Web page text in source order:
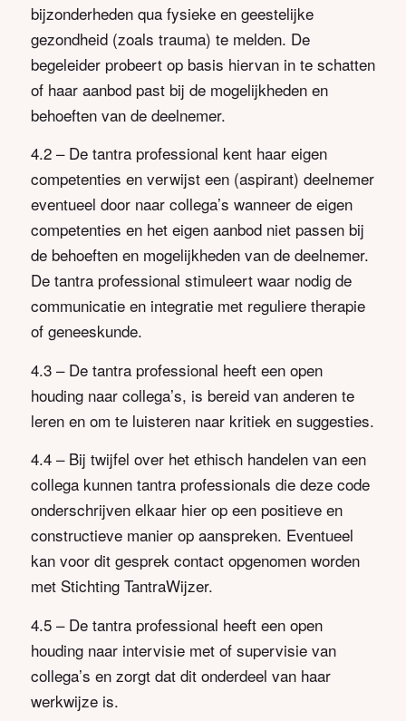
bijzonderheden qua fysieke en geestelijke
gezondheid (zoals trauma) te melden. De
begeleider probeert op basis hiervan in te schatten
of haar aanbod past bij de mogelijkheden en
behoeften van de deelnemer.
4.2 – De tantra professional kent haar eigen
competenties en verwijst een (aspirant) deelnemer
eventueel door naar collega’s wanneer de eigen
competenties en het eigen aanbod niet passen bij
de behoeften en mogelijkheden van de deelnemer.
De tantra professional stimuleert waar nodig de
communicatie en integratie met reguliere therapie
of geneeskunde.
4.3 – De tantra professional heeft een open
houding naar collega’s, is bereid van anderen te
leren en om te luisteren naar kritiek en suggesties.
4.4 – Bij twijfel over het ethisch handelen van een
collega kunnen tantra professionals die deze code
onderschrijven elkaar hier op een positieve en
constructieve manier op aanspreken. Eventueel
kan voor dit gesprek contact opgenomen worden
met Stichting TantraWijzer.
4.5 – De tantra professional heeft een open
houding naar intervisie met of supervisie van
collega’s en zorgt dat dit onderdeel van haar
werkwijze is.